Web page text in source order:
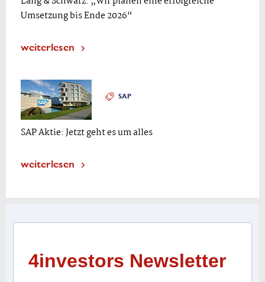
Umsetzung bis Ende 2026“
weiterlesen
SAP
SAP Aktie: Jetzt geht es um alles
weiterlesen
4investors Newsletter